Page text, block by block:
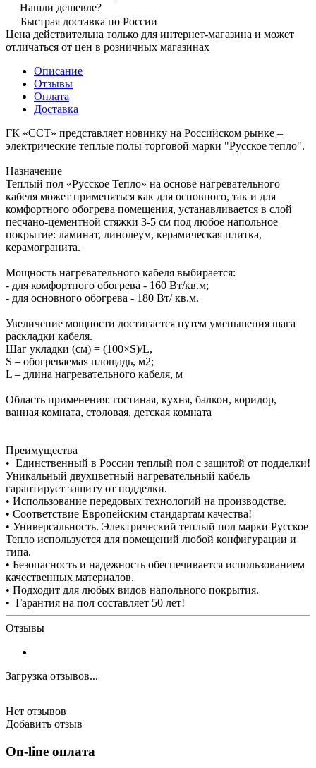
Нашли дешевле?
Быстрая доставка по России
Цена действительна только для интернет-магазина и может
отличаться от цен в розничных магазинах
Описание
Отзывы
Оплата
Доставка
ГК «ССТ» представляет новинку на Российском рынке –
электрические теплые полы торговой марки "Русское тепло".
Назначение
Теплый пол «Русское Тепло» на основе нагревательного
кабеля может применяться как для основного, так и для
комфортного обогрева помещения, устанавливается в слой
песчано-цементной стяжки 3-5 см под любое напольное
покрытие: ламинат, линолеум, керамическая плитка,
керамогранита.
Мощность нагревательного кабеля выбирается:
- для комфортного обогрева - 160 Вт/кв.м;
- для основного обогрева - 180 Вт/ кв.м.
Увеличение мощности достигается путем уменьшения шага
раскладки кабеля.
Шаг укладки (см) = (100×S)/L,
S – обогреваемая площадь, м2;
L – длина нагревательного кабеля, м
Область применения: гостиная, кухня, балкон, коридор,
ванная комната, столовая, детская комната
Преимущества
• Единственный в России теплый пол с защитой от подделки!
Уникальный двухцветный нагревательный кабель
гарантирует защиту от подделки.
• Использование передовых технологий на производстве.
• Соответствие Европейским стандартам качества!
• Универсальность. Электрический теплый пол марки Русское
Тепло используется для помещений любой конфигурации и
типа.
• Безопасность и надежность обеспечивается использованием
качественных материалов.
• Подходит для любых видов напольного покрытия.
• Гарантия на пол составляет 50 лет!
Отзывы
Загрузка отзывов...
Нет отзывов
Добавить отзыв
On-line оплата